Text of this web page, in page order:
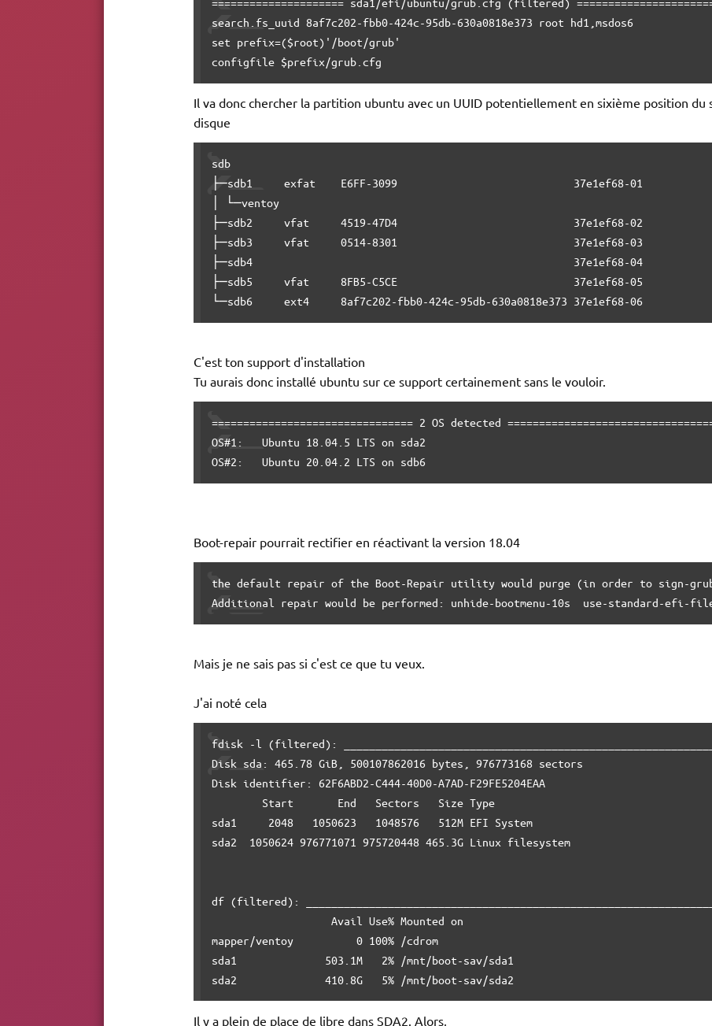
search.fs_uuid 8af7c202-fbb0-424c-95db-630a0818e373 root hd1,msdos6
set prefix=($root)'/boot/grub'
configfile $prefix/grub.cfg
Il va donc chercher la partition ubuntu avec un UUID potentiellement en sixième position du
disque
├─sdb1     exfat    E6FF-3099                            37e1ef68-
│
├─sdb2     vfat     4519-47D4                            37e1ef68-02
├─sdb3     vfat     0514-8301                            37e1ef68-03
├─sdb4
├─sdb5     vfat     8FB5-C5CE
└─sdb6     ext4     8af7c202-fbb0-424c-95db-630a0818e373 37e1ef68-06
C'est ton support d'installation
Tu aurais donc installé ubuntu sur ce support certainement sans le vouloir.
================================ 2 OS detected
OS#1:   Ubuntu 18.04.5 LTS on sda2
OS#2:   Ubuntu 20.04.2 LTS on sdb6
Boot-repair pourrait rectifier en réactivant la version 18.04
the default repair of the Boot-Repair utility would purge (in order to sign-
Additional repair would be performed: unhide-bootmenu-10s  use-standard-efi-
Mais je ne sais pas si c'est ce que tu veux.
J'ai noté cela
fdisk -l (filtered): ___________________________________________________________
Disk sda: 465.78 GiB, 500107862016 bytes, 976773168 sectors
Disk identifier: 62F6ABD2-C444-40D0-A7AD-F29FE5204EAA
        Start       End   Sectors   Size Type
sda1     2048   1050623   1048576   512M EFI System
sda2  1050624 976771071 975720448 465.3G Linux filesystem
df (filtered): _________________________________________________________________
                   Avail Use% Mounted on
mapper/ventoy          0 100% /cdrom
sda1              503.1M   2% /mnt/boot-sav/sda1
sda2              410.8G   5% /mnt/boot-sav/sda2
Il y a plein de place de libre dans SDA2. Alors,